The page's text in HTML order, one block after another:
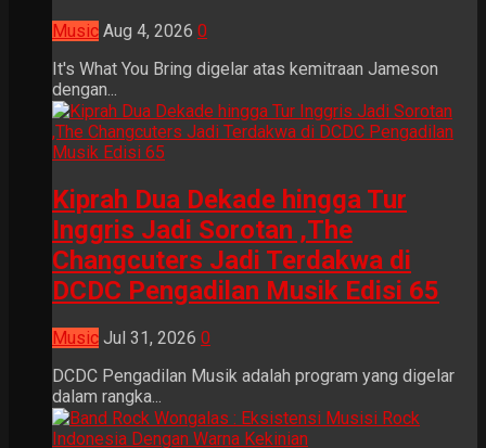
Music Aug 4, 2026 0
It's What You Bring digelar atas kemitraan Jameson
dengan...
Kiprah Dua Dekade hingga Tur
Inggris Jadi Sorotan ,The
Changcuters Jadi Terdakwa di
DCDC Pengadilan Musik Edisi 65
Music Jul 31, 2026 0
DCDC Pengadilan Musik adalah program yang digelar
dalam rangka...